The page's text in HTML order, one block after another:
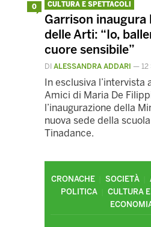
0 CULTURA E SPETTACOLI
Garrison inaugura
delle Arti: “Io,
cuore sensibile”
DI ALESSANDRA ADDARI — 12
In esclusiva l’intervista
Amici di Maria De
l’inaugurazione della
nuova sede della
Tinadance.
CRONACHE SOCIETÀ
POLITICA
CULTURA